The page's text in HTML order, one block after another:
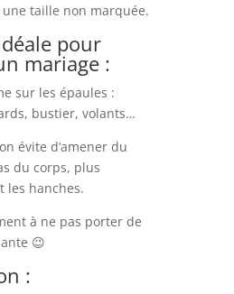
taille non marquée.
pour
mariage :
sur les épaules :
bustier, volants…
évite d’amener du
du corps, plus
les hanches.
à ne pas porter de
😉
: